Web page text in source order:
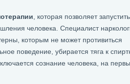
, которая позволяет запустить
человека. Специалист
которым не может противиться
поведение, убирается тяга к
сознание человека, на